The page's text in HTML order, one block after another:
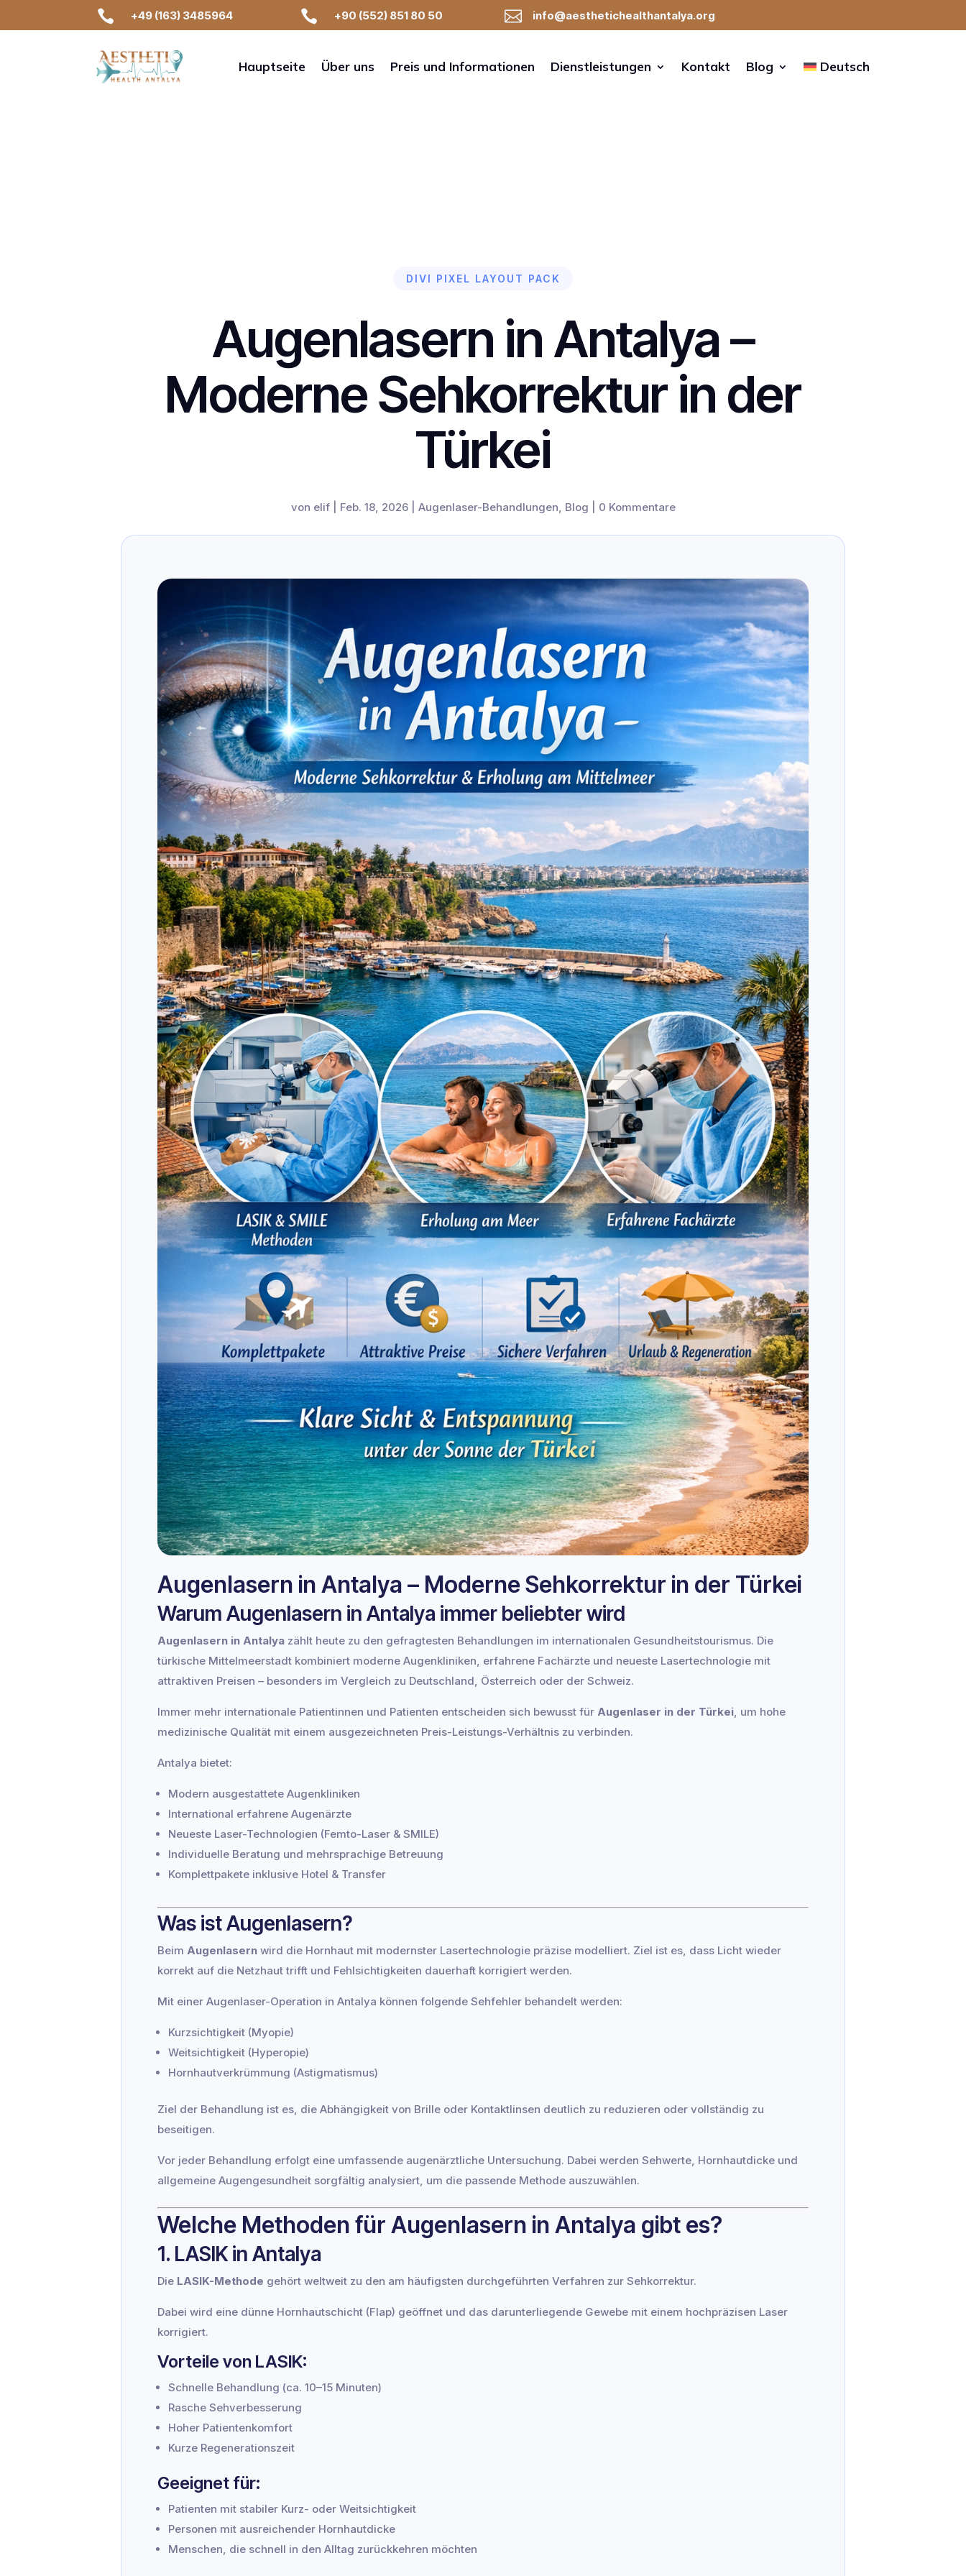
 +49 (163) 3485964  +90 (552) 851 80 50  info@aesthetichealthantalya.org
Hauptseite Über uns Preis und Informationen Dienstleistungen Kontakt Blog Deutsch
DIVI PIXEL LAYOUT PACK
Augenlasern in Antalya –
Moderne Sehkorrektur in der
Türkei
von elif| Feb. 18, 2026| Augenlaser-Behandlungen, Blog 0 Kommentare
Augenlasern in Antalya – Moderne Sehkorrektur in der Türkei
Warum Augenlasern in Antalya immer beliebter wird
Augenlasern in Antalya zählt heute zu den gefragtesten Behandlungen im internationalen Gesundheitstourismus. Die
türkische Mittelmeerstadt kombiniert moderne Augenkliniken, erfahrene Fachärzte und neueste Lasertechnologie mit
attraktiven Preisen – besonders im Vergleich zu Deutschland, Österreich oder der Schweiz.
Immer mehr internationale Patientinnen und Patienten entscheiden sich bewusst für Augenlaser in der Türkei, um hohe
medizinische Qualität mit einem ausgezeichneten Preis-Leistungs-Verhältnis zu verbinden.
Antalya bietet:
Modern ausgestattete Augenkliniken
International erfahrene Augenärzte
Neueste Laser-Technologien (Femto-Laser & SMILE)
Individuelle Beratung und mehrsprachige Betreuung
Komplettpakete inklusive Hotel & Transfer
Was ist Augenlasern?
Beim Augenlasern wird die Hornhaut mit modernster Lasertechnologie präzise modelliert. Ziel ist es, dass Licht wieder
korrekt auf die Netzhaut trifft und Fehlsichtigkeiten dauerhaft korrigiert werden.
Mit einer Augenlaser-Operation in Antalya können folgende Sehfehler behandelt werden:
Kurzsichtigkeit (Myopie)
Weitsichtigkeit (Hyperopie)
Hornhautverkrümmung (Astigmatismus)
Ziel der Behandlung ist es, die Abhängigkeit von Brille oder Kontaktlinsen deutlich zu reduzieren oder vollständig zu
beseitigen.
Vor jeder Behandlung erfolgt eine umfassende augenärztliche Untersuchung. Dabei werden Sehwerte, Hornhautdicke und
allgemeine Augengesundheit sorgfältig analysiert, um die passende Methode auszuwählen.
Welche Methoden für Augenlasern in Antalya gibt es?
1. LASIK in Antalya
Die LASIK-Methode gehört weltweit zu den am häufigsten durchgeführten Verfahren zur Sehkorrektur.
Dabei wird eine dünne Hornhautschicht (Flap) geöffnet und das darunterliegende Gewebe mit einem hochpräzisen Laser
korrigiert.
Vorteile von LASIK:
Schnelle Behandlung (ca. 10–15 Minuten)
Rasche Sehverbesserung
Hoher Patientenkomfort
Kurze Regenerationszeit
Geeignet für:
Patienten mit stabiler Kurz- oder Weitsichtigkeit
Personen mit ausreichender Hornhautdicke
Menschen, die schnell in den Alltag zurückkehren möchten